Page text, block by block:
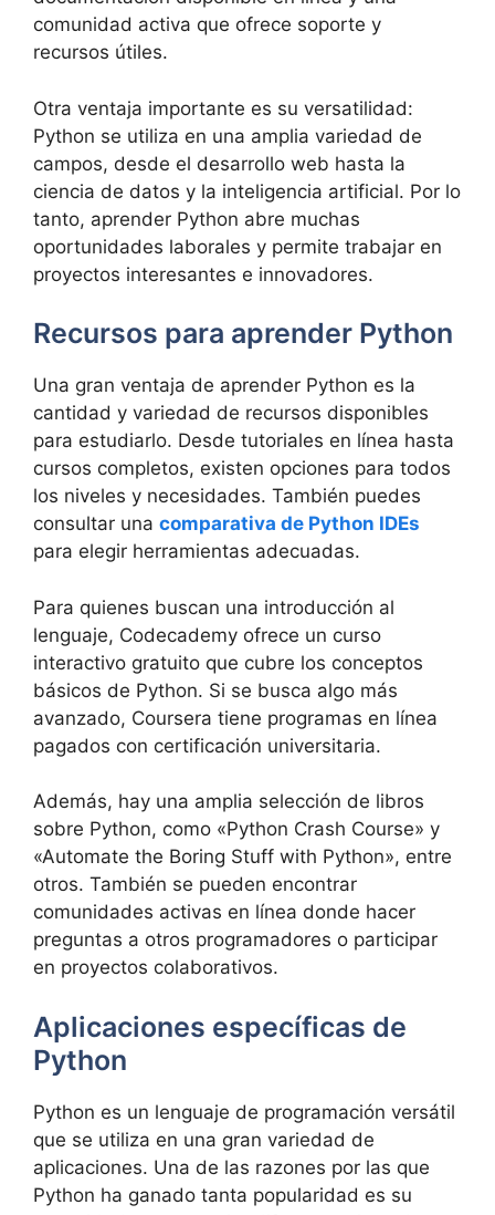
comunidad activa que ofrece soporte y
recursos útiles.
Otra ventaja importante es su versatilidad:
Python se utiliza en una amplia variedad de
campos, desde el desarrollo web hasta la
ciencia de datos y la inteligencia artificial. Por lo
tanto, aprender Python abre muchas
oportunidades laborales y permite trabajar en
proyectos interesantes e innovadores.
Recursos para aprender Python
Una gran ventaja de aprender Python es la
cantidad y variedad de recursos disponibles
para estudiarlo. Desde tutoriales en línea hasta
cursos completos, existen opciones para todos
los niveles y necesidades. También puedes
consultar una comparativa de Python IDEs
para elegir herramientas adecuadas.
Para quienes buscan una introducción al
lenguaje, Codecademy ofrece un curso
interactivo gratuito que cubre los conceptos
básicos de Python. Si se busca algo más
avanzado, Coursera tiene programas en línea
pagados con certificación universitaria.
Además, hay una amplia selección de libros
sobre Python, como «Python Crash Course» y
«Automate the Boring Stuff with Python», entre
otros. También se pueden encontrar
comunidades activas en línea donde hacer
preguntas a otros programadores o participar
en proyectos colaborativos.
Aplicaciones específicas de
Python
Python es un lenguaje de programación versátil
que se utiliza en una gran variedad de
aplicaciones. Una de las razones por las que
Python ha ganado tanta popularidad es su